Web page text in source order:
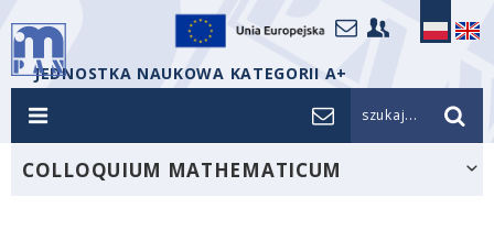
JEDNOSTKA NAUKOWA KATEGORII A+
szukaj...
COLLOQUIUM MATHEMATICUM